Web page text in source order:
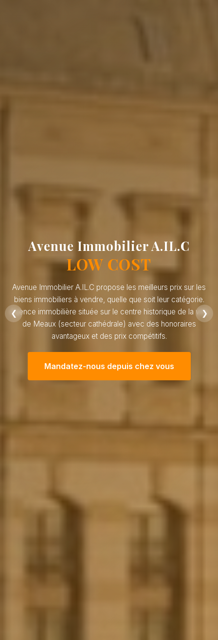
❮ ❯
Avenue Immobilier A.IL.C
LOW COST
Avenue Immobilier A.IL.C propose les meilleurs prix sur les
biens immobiliers à vendre, quelle que soit leur catégorie.
Agence immobilière située sur le centre historique de la ville
de Meaux (secteur cathédrale) avec des honoraires
avantageux et des prix compétitifs.
Mandatez-nous depuis chez vous